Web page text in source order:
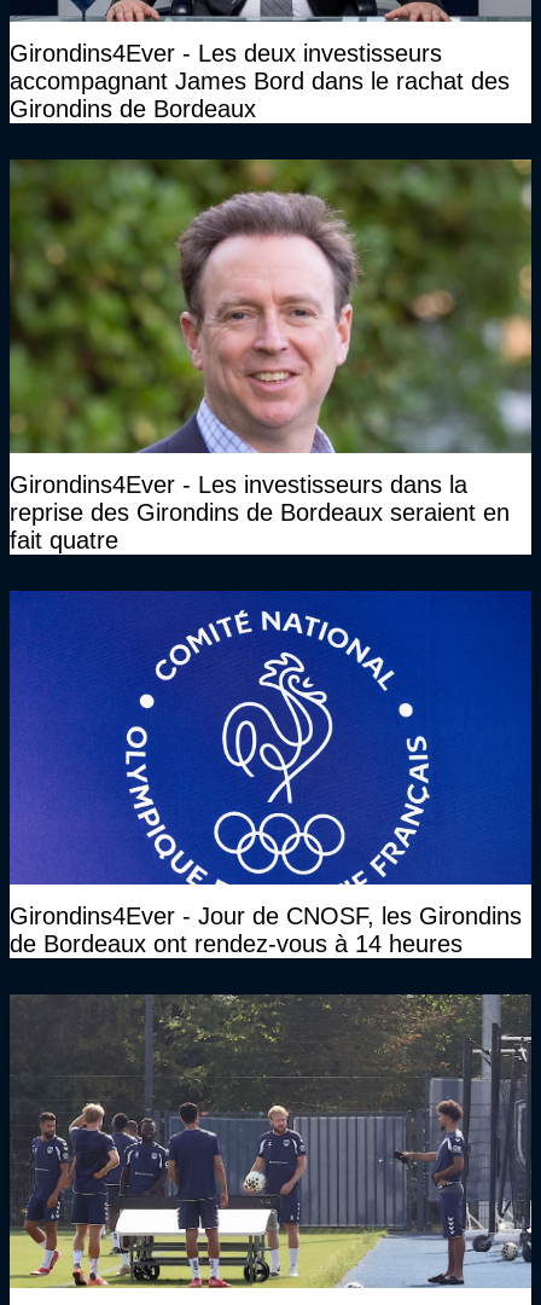
Girondins4Ever - Les deux investisseurs
accompagnant James Bord dans le rachat des
Girondins de Bordeaux
Girondins4Ever - Les investisseurs dans la
reprise des Girondins de Bordeaux seraient en
fait quatre
Girondins4Ever - Jour de CNOSF, les Girondins
de Bordeaux ont rendez-vous à 14 heures